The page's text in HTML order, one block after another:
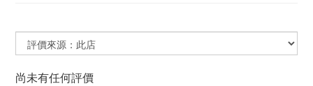
尚未有任何評價